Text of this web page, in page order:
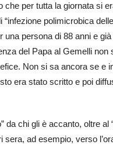
per tutta la giornata si
polimicrobica
persona di 88 anni e
del Papa al Gemelli non
Non si sa ancora se e
era stato scritto e poi
da chi gli è accanto, oltre al
ad esempio, verso